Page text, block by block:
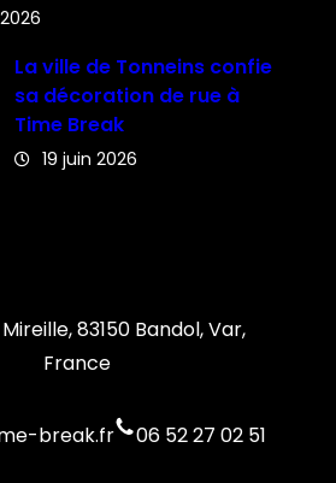
La ville de Tonneins confie
sa décoration de rue à
Time Break
19 juin 2026
83150 Bandol, Var,
France
break.fr 06 52 27 02 51